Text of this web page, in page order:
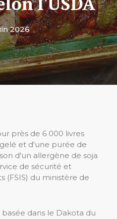
2026
près de 6 000 livres
et d'une purée de
d'un allergène de soja
de sécurité et
(FSIS) du ministère de
basée dans le Dakota du